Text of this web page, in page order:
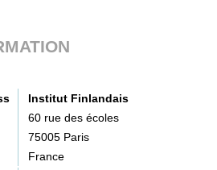
Institut Finlandais
60 rue des écoles
75005 Paris
France